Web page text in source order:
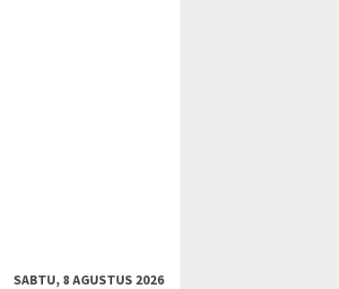
SABTU, 8 AGUSTUS 2026